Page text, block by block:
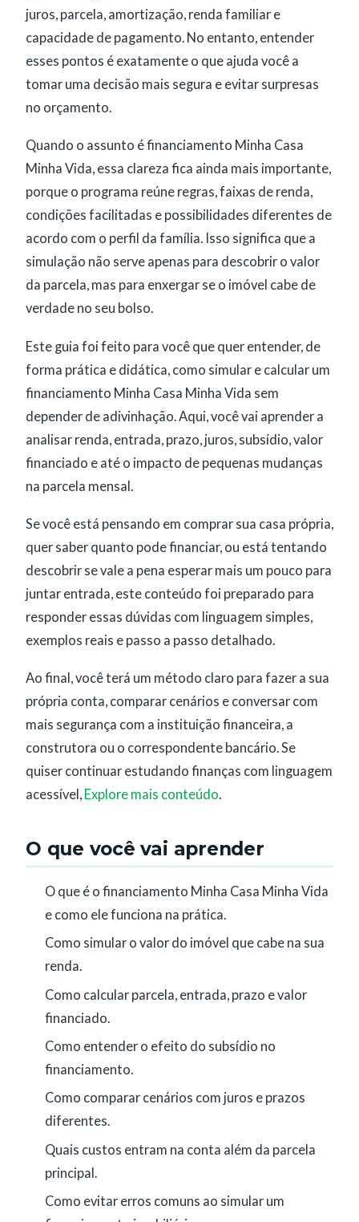
juros, parcela, amortização, renda familiar e
capacidade de pagamento. No entanto, entender
esses pontos é exatamente o que ajuda você a
tomar uma decisão mais segura e evitar surpresas
no orçamento.
Quando o assunto é financiamento Minha Casa
Minha Vida, essa clareza fica ainda mais importante,
porque o programa reúne regras, faixas de renda,
condições facilitadas e possibilidades diferentes de
acordo com o perfil da família. Isso significa que a
simulação não serve apenas para descobrir o valor
da parcela, mas para enxergar se o imóvel cabe de
verdade no seu bolso.
Este guia foi feito para você que quer entender, de
forma prática e didática, como simular e calcular um
financiamento Minha Casa Minha Vida sem
depender de adivinhação. Aqui, você vai aprender a
analisar renda, entrada, prazo, juros, subsídio, valor
financiado e até o impacto de pequenas mudanças
na parcela mensal.
Se você está pensando em comprar sua casa própria,
quer saber quanto pode financiar, ou está tentando
descobrir se vale a pena esperar mais um pouco para
juntar entrada, este conteúdo foi preparado para
responder essas dúvidas com linguagem simples,
exemplos reais e passo a passo detalhado.
Ao final, você terá um método claro para fazer a sua
própria conta, comparar cenários e conversar com
mais segurança com a instituição financeira, a
construtora ou o correspondente bancário. Se
quiser continuar estudando finanças com linguagem
acessível, Explore mais conteúdo.
O que você vai aprender
O que é o financiamento Minha Casa Minha Vida
e como ele funciona na prática.
Como simular o valor do imóvel que cabe na sua
renda.
Como calcular parcela, entrada, prazo e valor
financiado.
Como entender o efeito do subsídio no
financiamento.
Como comparar cenários com juros e prazos
diferentes.
Quais custos entram na conta além da parcela
principal.
Como evitar erros comuns ao simular um